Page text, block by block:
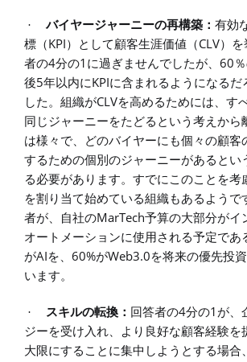
· バイヤージャーニーの再構築： 有効
標（KPI）として顧客生涯価値（CLV）
者の4分の1 に過ぎませんでしたが、 60
後5年以内にKPIに含まれるようになるだ
した。組織がCLVを高めるためには、す
同じジャーニーをたどるという考えから
は様々で、どのバイヤーにも個々の顧客
するための個別のジャーニーがあるとい
る必要があります。すでにこのことを考
を割り当て始めている組織もあるようで
者が、自社のMarTech予算の大部分がイ
オートメーションに使用される予定であ
がAIを、 60%がWeb3.0を将来の優先投
います。
· スキルの転換： 回答者の4分の1 が、
ジーを受け入れ、より良好な顧客経験を
大限にすることに集中しようとする場合